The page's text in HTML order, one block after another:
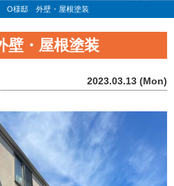
O様邸 外壁・屋根塗装
・屋根塗装
2023.03.13 (Mon)